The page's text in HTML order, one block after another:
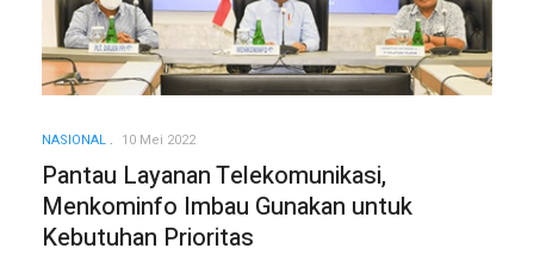
NASIONAL 10 Mei 2022
Pantau Layanan Telekomunikasi,
Menkominfo Imbau Gunakan untuk
Kebutuhan Prioritas